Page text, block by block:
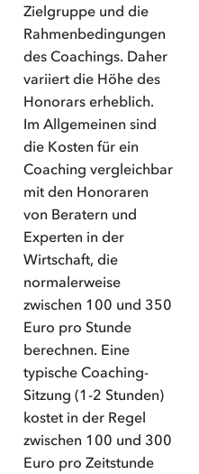
Zielgruppe und die
Rahmenbedingungen
des Coachings. Daher
variiert die Höhe des
Honorars erheblich.
Im Allgemeinen sind
die Kosten für ein
Coaching vergleichbar
mit den Honoraren
von Beratern und
Experten in der
Wirtschaft, die
normalerweise
zwischen 100 und 350
Euro pro Stunde
berechnen. Eine
typische Coaching-
Sitzung (1-2 Stunden)
kostet in der Regel
zwischen 100 und 300
Euro pro Zeitstunde